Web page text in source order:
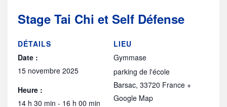
Stage Tai Chi et Self Défense
DÉTAILS
Date :
15 novembre 2025
Heure :
14 h 30 min - 16 h 00 min
LIEU
Gymmase
parking de l'école
Barsac, 33720 France +
Google Map